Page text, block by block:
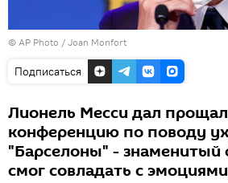
© AP Photo / Joan Monfort
Подписаться
Лионель Месси дал
конференцию по поводу
"Барселоны" - знаменитый
смог совладать с